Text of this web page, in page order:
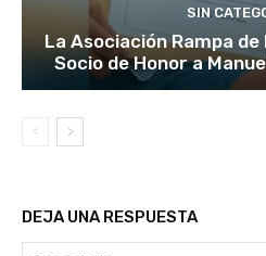
SIN
La Asociación Rampa
Socio de Honor a
DEJA UNA RESPUESTA